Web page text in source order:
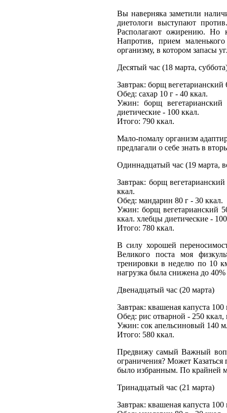
Вы наверняка заметили
диетологи выступают
Располагают ожирению. Но
Напротив, прием
организму, в котором запасы
Десятый час (18 марта,
Завтрак: борщ
Обед: сахар 10 г - 40 ккал.
Ужин: борщ
диетические - 100 ккал.
Итого: 790 ккал.
Мало-помалу организм
предлагали о себе знать в
Одиннадцатый час (19 марта,
Завтрак: борщ
ккал.
Обед: мандарин 80 г - 30 ккал.
Ужин: борщ вегетарианский
ккал. хлебцы диетические -
Итого: 780 ккал.
В силу хорошей
Великого поста моя
тренировки в неделю по 10
нагрузка была снижена до
Двенадцатый час (20 марта)
Завтрак: квашеная капуста
Обед: рис отварной - 250
Ужин: сок апельсиновый 140
Итого: 580 ккал.
Предвижу самый Важный
ограничения? Может
было избранным. По крайней
Тринадцатый час (21 марта)
Завтрак: квашеная капуста